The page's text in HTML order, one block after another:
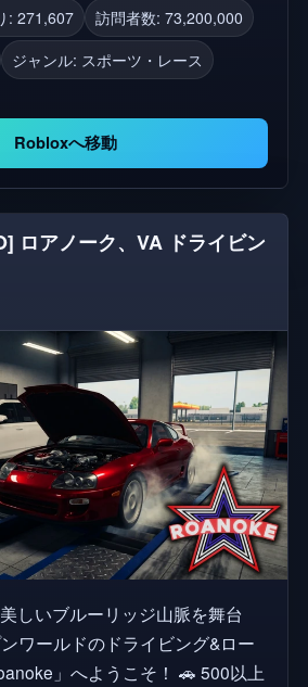
ルショット(ボールは空にある必
ル T-フロー G - 目覚める ⚽
メのBlue Lockからインスパイア
カーゲームです。プレイヤーは
スの試合で最高のストライカ
するために競争します。華やか
のゲームプレイ、そしてあなた
トレーニングエリアで、速いペ
験でBlue Lockの競争力のある高
トの精神を捉えます。
: 271,607
訪問者数: 73,200,000
ジャンル: スポーツ・レース
Robloxへ移動
ロアノーク、VA ドライビン
しいブルーリッジ山脈を舞台
ワールドのドライビング&ロー
」へようこそ！ 🚗 500以上